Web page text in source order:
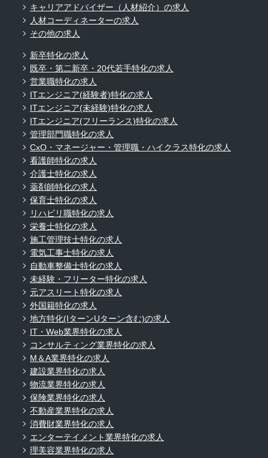
キャリアアドバイザー（人材紹介）の求人
人材コーディネーターの求人
その他の求人
新卒特化の求人
既卒・第二新卒・20代若手特化の求人
営業職特化の求人
ITエンジニア(経験者)特化の求人
ITエンジニア(未経験)特化の求人
ITエンジニア(フリーランス)特化の求人
管理部門職特化の求人
CxO・マネージャー・管理職・ハイクラス特化の求人
看護師特化の求人
介護士特化の求人
薬剤師特化の求人
保育士特化の求人
リハビリ職特化の求人
栄養士特化の求人
施工管理技士特化の求人
電気工事士特化の求人
自動車整備士特化の求人
未経験・フリーター特化の求人
元アスリート特化の求人
外国籍特化の求人
地方特化(IターンUターン含む)の求人
IT・Web業界特化の求人
コンサルティング業界特化の求人
M＆A業界特化の求人
建設業界特化の求人
物流業界特化の求人
保険業界特化の求人
不動産業界特化の求人
消費財業界特化の求人
エンターテイメント業界特化の求人
理美容業界特化の求人